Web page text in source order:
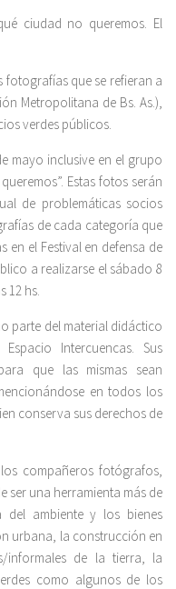
ciudad no queremos. El
fotografías que se refieran a
Metropolitana de Bs. As.),
verdes públicos.
mayo inclusive en el grupo
Estas fotos serán
de problemáticas socios
de cada categoría que
en el Festival en defensa de
a realizarse el sábado 8
12 hs.
parte del material didáctico
Intercuencas. Sus
que las mismas sean
en todos los
conserva sus derechos de
compañeros fotógrafos,
ser una herramienta más de
ambiente y los bienes
urbana, la construcción en
informales de la tierra, la
como algunos de los